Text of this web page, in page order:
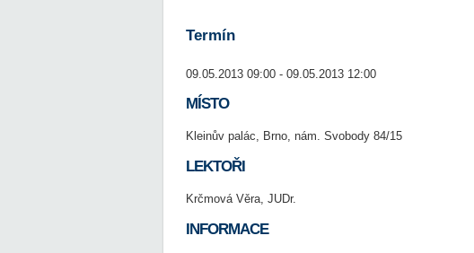
Termín
09.05.2013 09:00 - 09.05.2013 12:00
MÍSTO
Kleinův palác, Brno, nám. Svobody 84/15
LEKTOŘI
Krčmová Věra, JUDr.
INFORMACE